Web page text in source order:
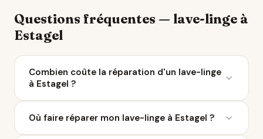
Questions fréquentes — lave-linge à
Estagel
Combien coûte la réparation d'un lave-linge
à Estagel ?
entre 50 et 200 € selon la panne. À Estagel, 3
réparateurs sont référencés sur Ça Repart. Avec le
Où faire réparer mon lave-linge à Estagel ?